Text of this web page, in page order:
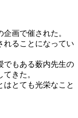
画で催された。
れることになってい
でもある薮内先生の
きた。
はとても光栄なこと